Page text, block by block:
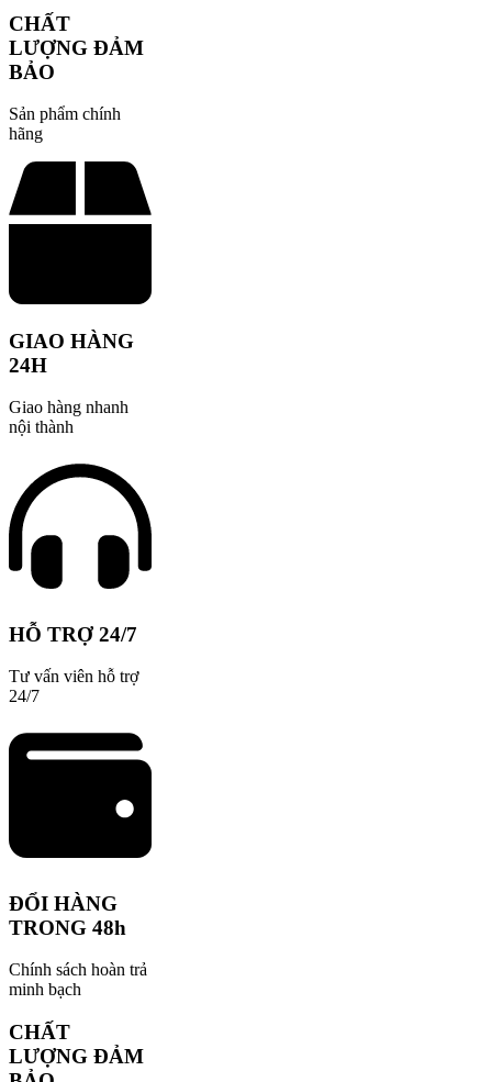
CHẤT
LƯỢNG ĐẢM
BẢO
Sản phẩm chính
hãng
GIAO HÀNG
24H
Giao hàng nhanh
nội thành
HỖ TRỢ 24/7
Tư vấn viên hỗ trợ
24/7
ĐỔI HÀNG
TRONG 48h
Chính sách hoàn trả
minh bạch
CHẤT
LƯỢNG ĐẢM